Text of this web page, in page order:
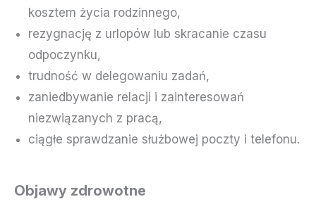
kosztem życia rodzinnego,
rezygnację z urlopów lub skracanie czasu
odpoczynku,
trudność w delegowaniu zadań,
zaniedbywanie relacji i zainteresowań
niezwiązanych z pracą,
ciągłe sprawdzanie służbowej poczty i telefonu.
Objawy zdrowotne